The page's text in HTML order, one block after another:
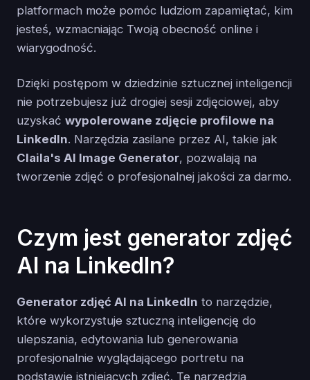
platformach może pomóc ludziom zapamiętać, kim
jesteś, wzmacniając Twoją obecność online i
wiarygodność.
Dzięki postępom w dziedzinie sztucznej inteligencji
nie potrzebujesz już drogiej sesji zdjęciowej, aby
uzyskać wypolerowane zdjęcie profilowe na
LinkedIn. Narzędzia zasilane przez AI, takie jak
Claila's AI Image Generator, pozwalają na
tworzenie zdjęć o profesjonalnej jakości za darmo.
Czym jest generator zdjęć
AI na LinkedIn?
Generator zdjęć AI na LinkedIn to narzędzie,
które wykorzystuje sztuczną inteligencję do
ulepszania, edytowania lub generowania
profesjonalnie wyglądającego portretu na
podstawie istniejących zdjęć. Te narzędzia